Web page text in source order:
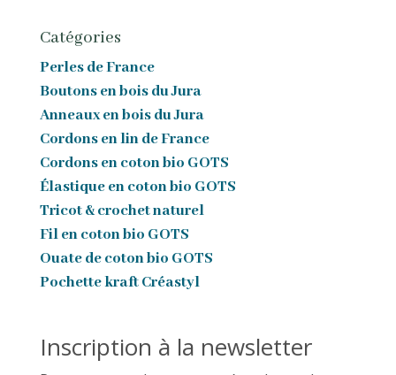
Catégories
Perles de France
Boutons en bois du Jura
Anneaux en bois du Jura
Cordons en lin de France
Cordons en coton bio GOTS
Élastique en coton bio GOTS
Tricot & crochet naturel
Fil en coton bio GOTS
Ouate de coton bio GOTS
Pochette kraft Créastyl
Inscription à la newsletter